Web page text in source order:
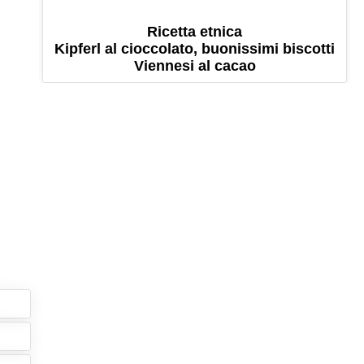
Ricetta etnica
Kipferl al cioccolato, buonissimi biscotti
Viennesi al cacao